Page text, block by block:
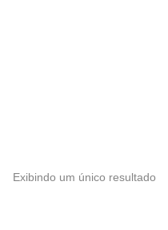
Exibindo um único resultado